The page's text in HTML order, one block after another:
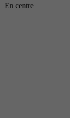
En centre